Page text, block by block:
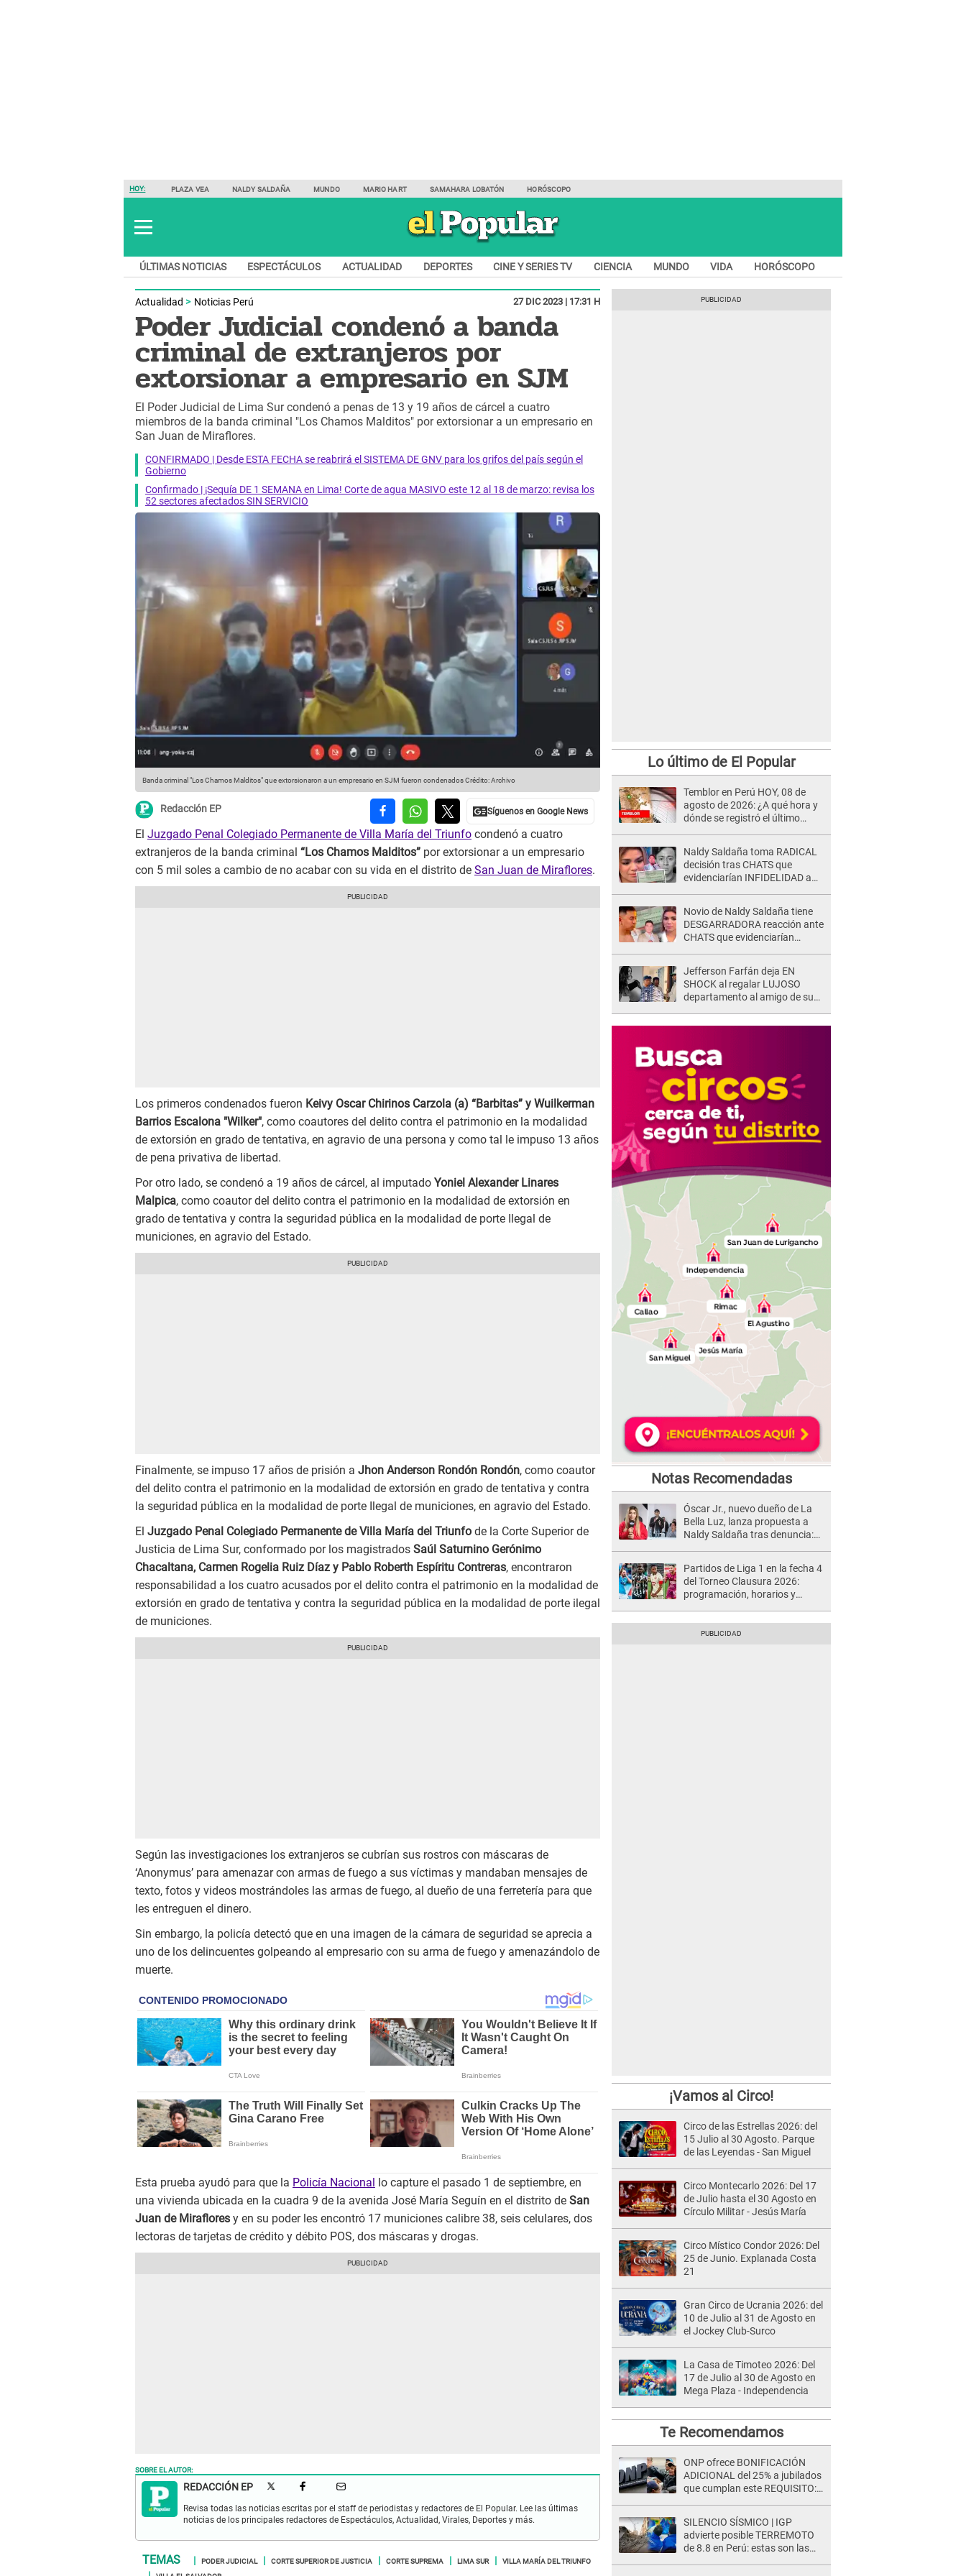
HOY: PLAZA VEA NALDY SALDAÑA MUNDO MARIO HART SAMAHARA LOBATÓN HORÓSCOPO
ÚLTIMAS NOTICIAS ESPECTÁCULOS ACTUALIDAD DEPORTES CINE Y SERIES TV CIENCIA MUNDO VIDA HORÓSCOPO
Actualidad Noticias Perú 27 DIC 2023 | 17:31 H
Poder Judicial condenó a banda
criminal de extranjeros por
extorsionar a empresario en SJM
El Poder Judicial de Lima Sur condenó a penas de 13 y 19 años de cárcel a cuatro
miembros de la banda criminal "Los Chamos Malditos" por extorsionar a un empresario en
San Juan de Miraflores.
CONFIRMADO | Desde ESTA FECHA se reabrirá el SISTEMA DE GNV para los grifos del país según el
Gobierno
Confirmado | ¡Sequía DE 1 SEMANA en Lima! Corte de agua MASIVO este 12 al 18 de marzo: revisa los
52 sectores afectados SIN SERVICIO
Banda criminal "Los Chamos Malditos" que extorsionaron a un empresario en SJM fueron condenadosCrédito: Archivo
Redacción EP
El Juzgado Penal Colegiado Permanente de Villa María del Triunfo condenó a cuatro
extranjeros de la banda criminal “Los Chamos Malditos” por extorsionar a un empresario
con 5 mil soles a cambio de no acabar con su vida en el distrito de San Juan de Miraflores.
Los primeros condenados fueron Keivy Oscar Chirinos Carzola (a) “Barbitas” y Wuilkerman
Barrios Escalona "Wilker", como coautores del delito contra el patrimonio en la modalidad
de extorsión en grado de tentativa, en agravio de una persona y como tal le impuso 13 años
de pena privativa de libertad.
Por otro lado, se condenó a 19 años de cárcel, al imputado Yoniel Alexander Linares
Malpica, como coautor del delito contra el patrimonio en la modalidad de extorsión en
grado de tentativa y contra la seguridad pública en la modalidad de porte Ilegal de
municiones, en agravio del Estado.
Finalmente, se impuso 17 años de prisión a Jhon Anderson Rondón Rondón, como coautor
del delito contra el patrimonio en la modalidad de extorsión en grado de tentativa y contra
la seguridad pública en la modalidad de porte Ilegal de municiones, en agravio del Estado.
El Juzgado Penal Colegiado Permanente de Villa María del Triunfo de la Corte Superior de
Justicia de Lima Sur, conformado por los magistrados Saúl Saturnino Gerónimo
Chacaltana, Carmen Rogelia Ruiz Díaz y Pablo Roberth Espíritu Contreras, encontraron
responsabilidad a los cuatro acusados por el delito contra el patrimonio en la modalidad de
extorsión en grado de tentativa y contra la seguridad pública en la modalidad de porte ilegal
de municiones.
Según las investigaciones los extranjeros se cubrían sus rostros con máscaras de
‘Anonymus’ para amenazar con armas de fuego a sus víctimas y mandaban mensajes de
texto, fotos y videos mostrándoles las armas de fuego, al dueño de una ferretería para que
les entreguen el dinero.
Sin embargo, la policía detectó que en una imagen de la cámara de seguridad se aprecia a
uno de los delincuentes golpeando al empresario con su arma de fuego y amenazándolo de
muerte.
Esta prueba ayudó para que la Policía Nacional
lo capture el pasado 1 de septiembre, en
una vivienda ubicada en la cuadra 9 de la avenida José María Seguín en el distrito de San
Juan de Miraflores y en su poder les encontró 17 municiones calibre 38, seis celulares, dos
lectoras de tarjetas de crédito y débito POS, dos máscaras y drogas.
SOBRE EL AUTOR:
REDACCIÓN EP
Revisa todas las noticias escritas por el staff de periodistas y redactores de El Popular. Lee las últimas
noticias de los principales redactores de Espectáculos, Actualidad, Virales, Deportes y más.
PODER JUDICIAL CORTE SUPERIOR DE JUSTICIA CORTE SUPREMA LIMA SUR
VILLA MARÍA DEL TRIUNFO
Lo último de El Popular
Temblor en Perú HOY, 08 de
agosto de 2026: ¿A qué hora y
dónde se registró el último
Naldy Saldaña toma RADICAL
decisión tras CHATS que
evidenciarían INFIDELIDAD a
Novio de Naldy Saldaña tiene
DESGARRADORA reacción ante
CHATS que evidenciarían
Jefferson Farfán deja EN
SHOCK al regalar LUJOSO
departamento al amigo de su
Notas Recomendadas
Óscar Jr., nuevo dueño de La
Bella Luz, lanza propuesta a
Naldy Saldaña tras denuncia:
Partidos de Liga 1 en la fecha 4
del Torneo Clausura 2026:
programación, horarios y
¡Vamos al Circo!
Circo de las Estrellas 2026: del
15 Julio al 30 Agosto. Parque
de las Leyendas - San Miguel
Circo Montecarlo 2026: Del 17
de Julio hasta el 30 Agosto en
Círculo Militar - Jesús María
Circo Místico Condor 2026: Del
25 de Junio. Explanada Costa
21
Gran Circo de Ucrania 2026: del
10 de Julio al 31 de Agosto en
el Jockey Club-Surco
La Casa de Timoteo 2026: Del
17 de Julio al 30 de Agosto en
Mega Plaza - Independencia
Te Recomendamos
ONP ofrece BONIFICACIÓN
ADICIONAL del 25% a jubilados
que cumplan este REQUISITO:
SILENCIO SÍSMICO | IGP
advierte posible TERREMOTO
de 8.8 en Perú: estas son las